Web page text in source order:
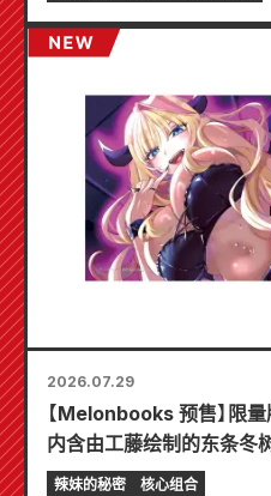
2026.07.29
【Melonbooks 预售】限
内含由工藤绘制的东条冬
《辣妹新娘的秘密》最新第
辣妹的秘密 核心组合